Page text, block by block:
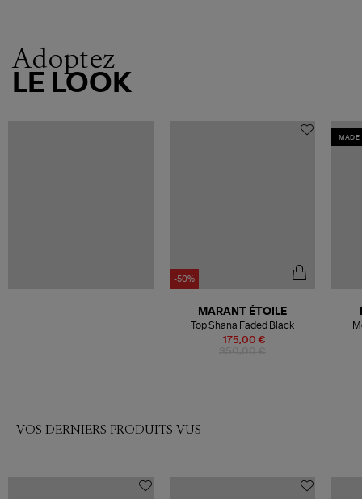
Adoptez
LE LOOK
-50%
175,00 €
MARANT ÉTOILE
Top Shana Faded Black
MADE
VOS DERNIERS PRODUITS VUS